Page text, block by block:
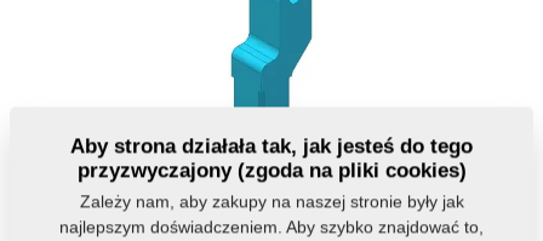
pobrania
Aby strona działała tak, jak jesteś do tego
przyzwyczajony (zgoda na pliki cookies)
Zależy nam, aby zakupy na naszej stronie były jak
najlepszym doświadczeniem. Aby szybko znajdować to,